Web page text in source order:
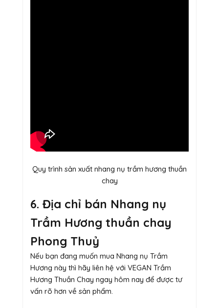
Quy trình sản xuất nhang nụ trầm hương thuần
chay
6. Địa chỉ bán Nhang nụ
Trầm Hương thuần chay
Phong Thuỷ
Nếu bạn đang muốn mua Nhang nụ Trầm
Hương này thì hãy liên hệ với VEGAN Trầm
Hương Thuần Chay ngay hôm nay để được tư
vấn rõ hơn về sản phẩm.